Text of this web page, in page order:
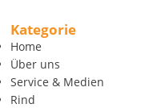
Kategorie
Home
Über uns
Service & Medien
Rind